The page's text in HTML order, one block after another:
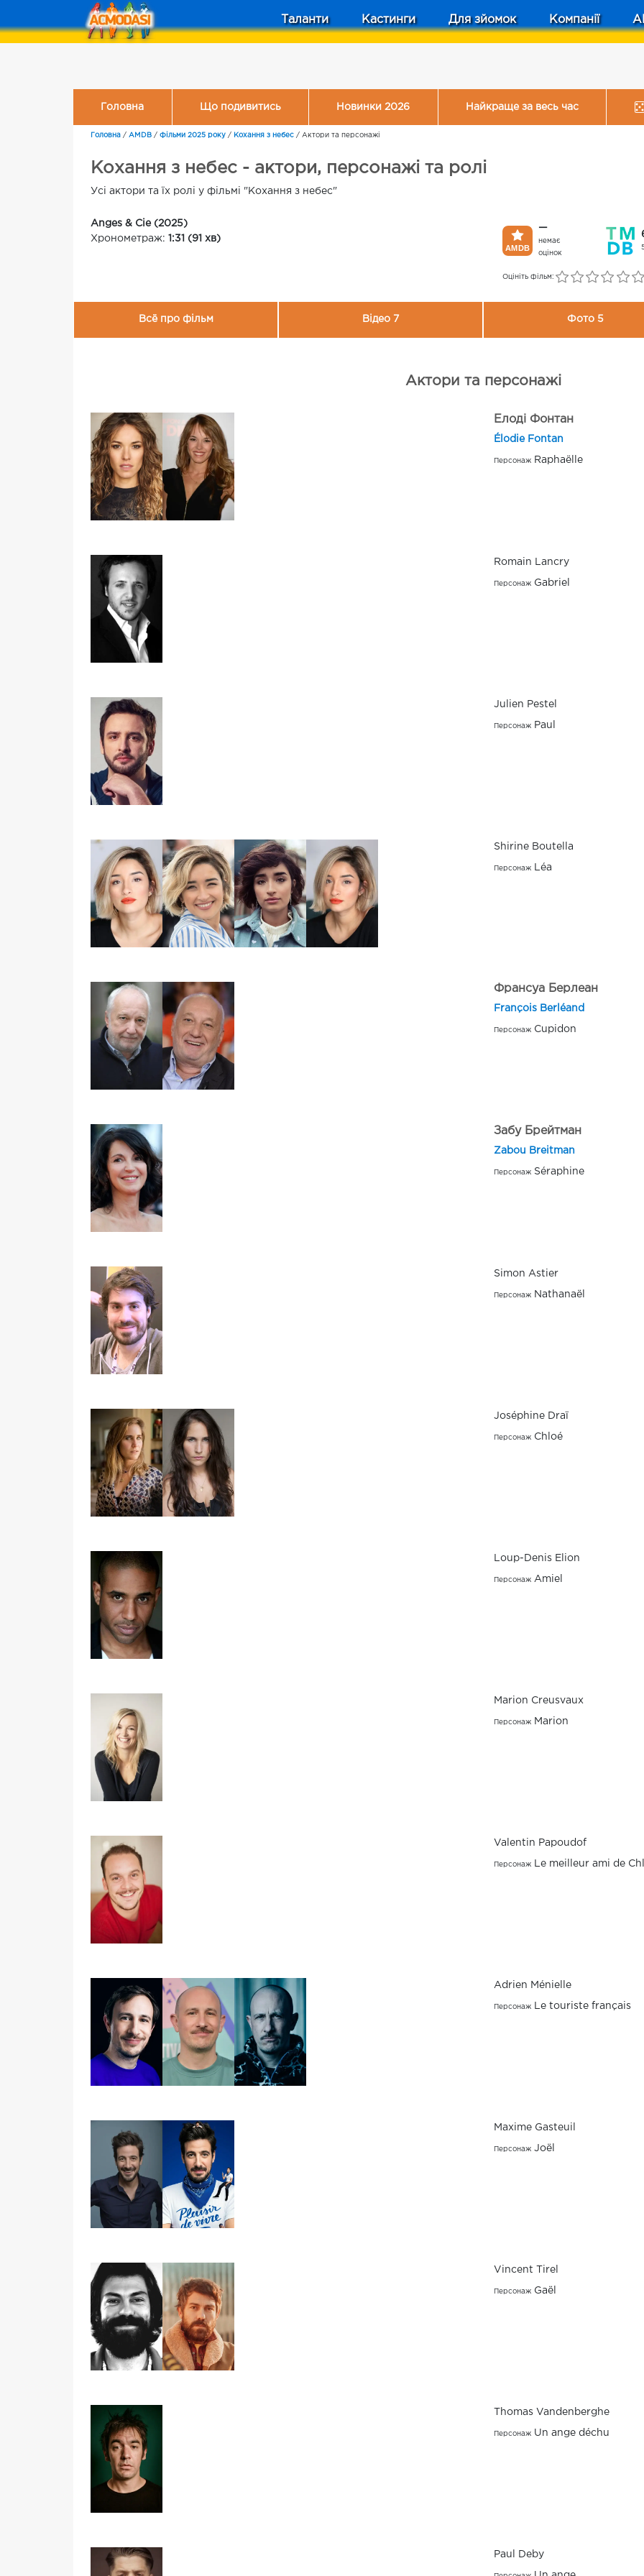
Таланти Кастинги Для зйомок Компанії
Головна Що подивитись Новинки 2026 Найкраще за весь час
Головна / AMDB / Фільми 2025 року / Кохання з небес / Актори та персонажі
Кохання з небес - актори, персонажі та ролі
Усі актори та їх ролі у фільмі "Кохання з небес"
Anges & Cie (2025)
Хронометраж: 1:31 (91 хв)
—
немає
оцінок
Оцініть фільм:
Всё про фільм Відео 7 Фото 5
Актори та персонажі
Елоді Фонтан
Élodie Fontan
Персонаж Raphaëlle
Romain Lancry
Персонаж Gabriel
Julien Pestel
Персонаж Paul
Shirine Boutella
Персонаж Léa
Франсуа Берлеан
François Berléand
Персонаж Cupidon
Забу Брейтман
Zabou Breitman
Персонаж Séraphine
Simon Astier
Персонаж Nathanaël
Joséphine Draï
Персонаж Chloé
Loup-Denis Elion
Персонаж Amiel
Marion Creusvaux
Персонаж Marion
Valentin Papoudof
Персонаж Le meilleur ami de
Adrien Ménielle
Персонаж Le touriste français
Maxime Gasteuil
Персонаж Joël
Vincent Tirel
Персонаж Gaël
Thomas Vandenberghe
Персонаж Un ange déchu
Paul Deby